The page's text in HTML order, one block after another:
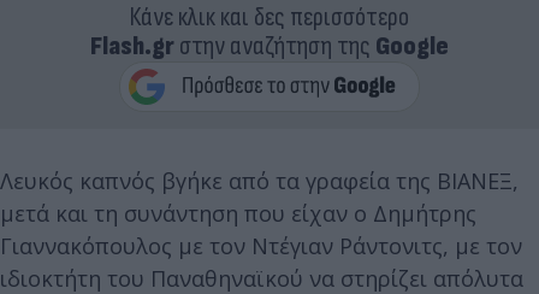
Κάνε κλικ και δες περισσότερο
Flash.grστην αναζήτηση της Google
Λευκός καπνός βγήκε από τα γραφεία της ΒΙΑΝΕΞ,
μετά και τη συνάντηση που είχαν ο Δημήτρης
Γιαννακόπουλος με τον Ντέγιαν Ράντονιτς, με τον
ιδιοκτήτη του Παναθηναϊκού να στηρίζει απόλυτα